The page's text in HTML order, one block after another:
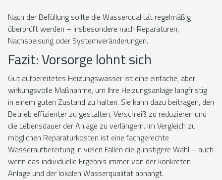
Nach der Befüllung sollte die Wasserqualität regelmäßig
überprüft werden – insbesondere nach Reparaturen,
Nachspeisung oder Systemveränderungen.
Fazit: Vorsorge lohnt sich
Gut aufbereitetes Heizungswasser ist eine einfache, aber
wirkungsvolle Maßnahme, um Ihre Heizungsanlage langfristig
in einem guten Zustand zu halten. Sie kann dazu beitragen, den
Betrieb effizienter zu gestalten, Verschleiß zu reduzieren und
die Lebensdauer der Anlage zu verlängern. Im Vergleich zu
möglichen Reparaturkosten ist eine fachgerechte
Wasseraufbereitung in vielen Fällen die günstigere Wahl – auch
wenn das individuelle Ergebnis immer von der konkreten
Anlage und der lokalen Wasserqualität abhängt.